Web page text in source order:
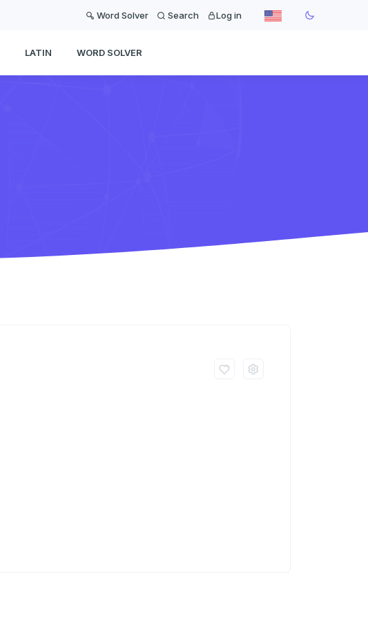
Word Solver Search Log in
LATIN WORD SOLVER